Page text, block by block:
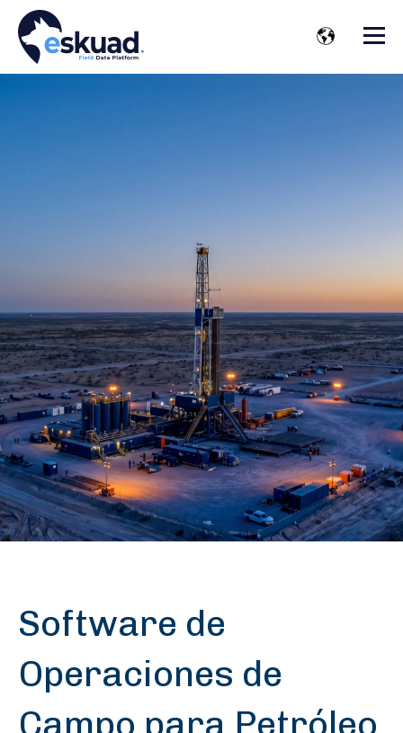
Software de
Operaciones de
Campo para Petróleo